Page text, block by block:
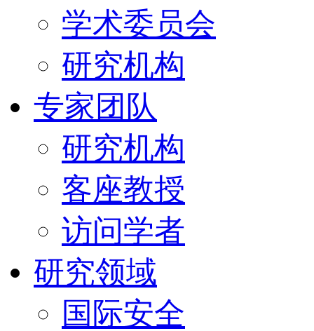
学术委员会
研究机构
专家团队
研究机构
客座教授
访问学者
研究领域
国际安全